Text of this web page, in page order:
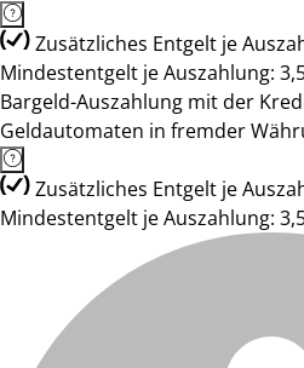
Zusätzliches Entgelt je
Mindestentgelt je Auszahlung:
Bargeld-Auszahlung mit der
Geldautomaten in fremder
Zusätzliches Entgelt je
Mindestentgelt je Auszahlung: